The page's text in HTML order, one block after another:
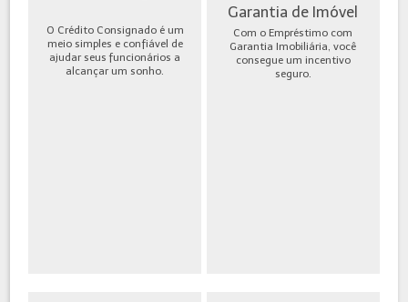
O Crédito Consignado é um
meio simples e confiável de
ajudar seus funcionários a
alcançar um sonho.
Garantia de Imóvel
Com o Empréstimo com
Garantia Imobiliária, você
consegue um incentivo
seguro.